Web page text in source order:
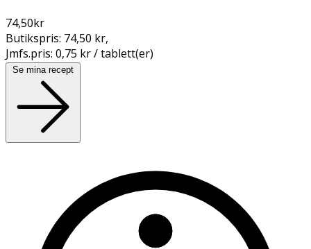
74,50kr
Butikspris: 74,50 kr,
Jmfs.pris: 0,75 kr / tablett(er)
Se mina recept